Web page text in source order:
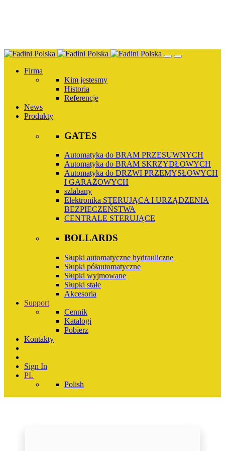
Firma
Kim jestesmy
Historia
Referencje
News
Produkty
GATES
Automatyka do BRAM PRZESUWNYCH
Automatyka do BRAM SKRZYDŁOWYCH
Automatyka do DRZWI PRZEMYSŁOWYCH
I GARAŻOWYCH
szlabany
Elektronika STERUJĄCA I URZĄDZENIA
BEZPIECZEŃSTWA
CENTRALE STERUJĄCE
BOLLARDS
Słupki automatyczne hydrauliczne
Słupki półautomatyczne
Słupki wyjmowane
Słupki stałe
Akcesoria
Support
Cennik
Katalogi
Pobierz
Kontakty
Sign In
PL
Polish